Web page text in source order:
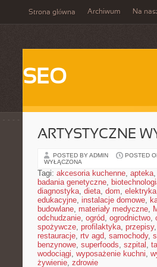
Strona główna Archiwum Na
SEO
ARTYSTYCZNE
POSTED BY ADMIN POSTED
WYŁĄCZONA
Tagi: akcesoria kuchenne, apteka,
badania genetyczne,
diagnostyka, dieta, dom, elektryka
edukacyjne, instalacje domowe,
budowlane, materiały medyczne,
odchudzanie, ogród, ogrodnictwo,
spożywcze, profilaktyka, przepisy,
restauracje, rtv agd, samochody,
benzynowe, superfoods, szpital ,
wodociągi, wyposażenie kuchni,
żywienie, zdrowie